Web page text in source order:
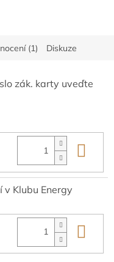
(1) Diskuze
zák. karty uveďte
v Klubu Energy